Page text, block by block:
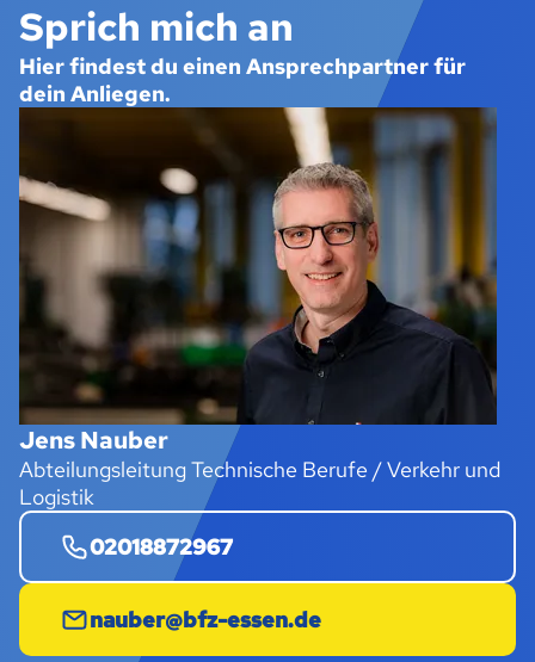
Sprich mich an
Hier findest du einen Ansprechpartner für
dein Anliegen.
Jens Nauber
Abteilungsleitung Technische Berufe / Verkehr und
Logistik
02018872967
nauber@bfz-essen.de